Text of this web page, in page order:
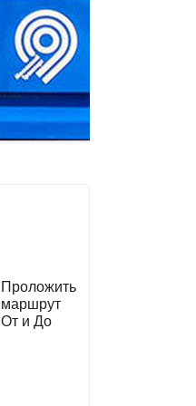
Проложить
маршрут
От и До